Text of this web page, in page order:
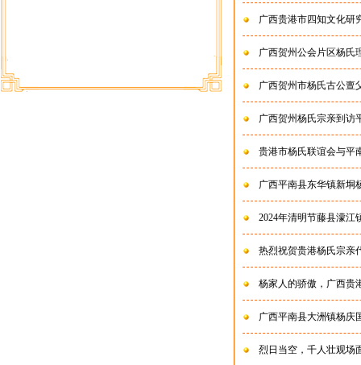
广西贵港市四知文化研
广西贺州公会片区杨氏
广西贺州市杨氏古公亶
广西贺州杨氏宗亲到访
贵港市杨氏联谊会与平
广西平南县东华镇新垌
2024年清明节藤县濛江
热烈祝贺贵港杨氏宗亲
杨家人的骄傲，广西贵
广西平南县大洲镇杨庆
烈日当空，千人壮观场